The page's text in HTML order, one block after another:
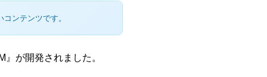
ンテンツです。
が開発されました。